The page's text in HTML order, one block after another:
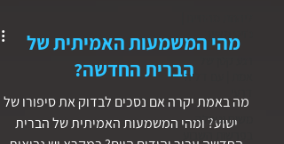
אמת | עם דליה
משיח וגאולה
מהי המשמעות האמיתית של
הברית החדשה?
מה באמת יקרה אם נסכים לבדוק את סיפורו של
ישוע? ומהי המשמעות האמיתית של הברית